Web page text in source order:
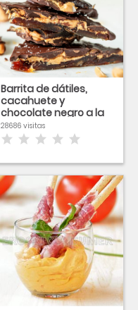
Barrita de dátiles,
cacahuete y
chocolate negro a la
sal
28686 visitas